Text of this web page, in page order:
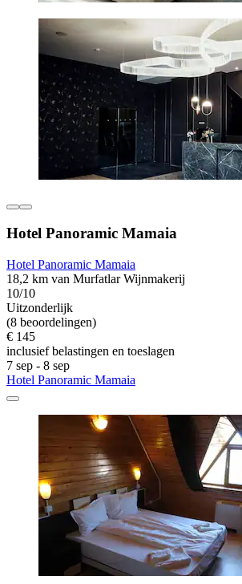
Hotel Panoramic Mamaia
Hotel Panoramic Mamaia
18,2 km van Murfatlar Wijnmakerij
10/10
Uitzonderlijk
(8 beoordelingen)
€ 145
inclusief belastingen en toeslagen
7 sep - 8 sep
Hotel Panoramic Mamaia